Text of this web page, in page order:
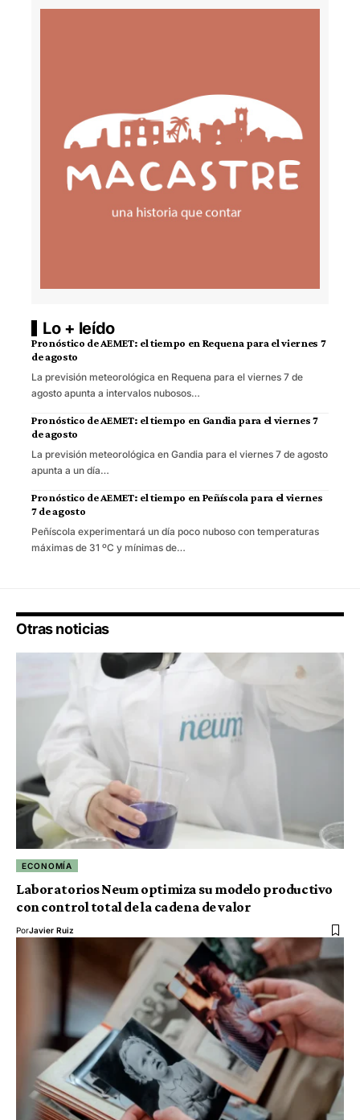
Lo + leído
Pronóstico de AEMET: el tiempo en Requena para el viernes 7
de agosto
La previsión meteorológica en Requena para el viernes 7 de
agosto apunta a intervalos nubosos…
Pronóstico de AEMET: el tiempo en Gandia para el viernes 7
de agosto
La previsión meteorológica en Gandia para el viernes 7 de agosto
apunta a un día…
Pronóstico de AEMET: el tiempo en Peñíscola para el viernes
7 de agosto
Peñíscola experimentará un día poco nuboso con temperaturas
máximas de 31 ºC y mínimas de…
Otras noticias
ECONOMÍA
Laboratorios Neum optimiza su modelo productivo
con control total de la cadena de valor
PorJavier Ruiz